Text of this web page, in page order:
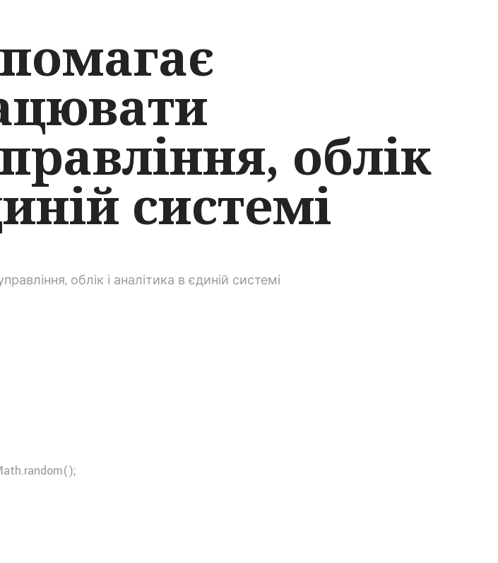
облік
системі